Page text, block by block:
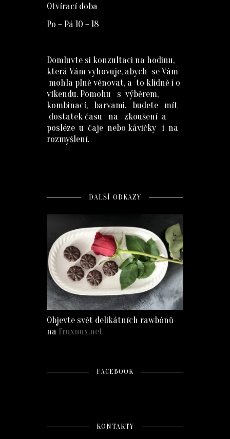
Otvírací doba
Po – Pá 10 – 18
Domluvte si konzultaci na hodinu,
která Vám vyhovuje, abych se Vám
mohla plně věnovat, a to klidně i o
víkendu. Pomohu s výběrem,
kombinací, barvami, budete mít
dostatek času na zkoušení a
posléze u čaje nebo kávičky i na
rozmyšlení.
DALŠÍ ODKAZY
Objevte svět delikátních rawbónů
na fruxnux.net
FACEBOOK
KONTAKTY